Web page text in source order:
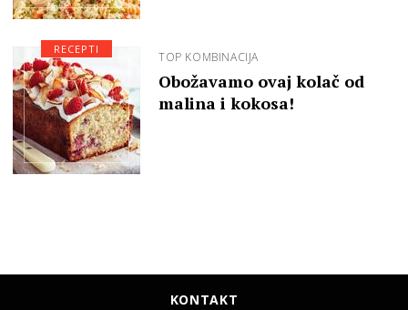
TOP KOMBINACIJA
Obožavamo ovaj kolač od
malina i kokosa!
RECEPTI
KONTAKT